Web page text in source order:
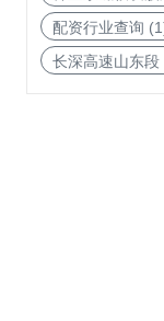
配资行业查询
长深高速山东段